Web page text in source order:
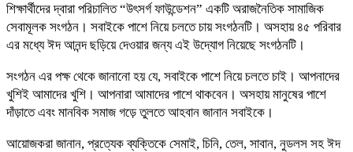
শিক্ষার্থীদের দ্বারা পরিচালিত “উৎসর্গ ফাউন্ডেশন” একটি অরাজনৈতিক সামাজিক
সেবামূলক সংগঠন। সবাইকে পাশে নিয়ে চলতে চায় সংগঠনটি। অসহায় ৪৫ পরিবার
এর মধ্যে ঈদ আনন্দ ছড়িয়ে দেওয়ার জন্য এই উদ্যোগ নিয়েছে সংগঠনটি।
সংগঠন এর পক্ষ থেকে জানানো হয় যে, সবাইকে পাশে নিয়ে চলতে চাই। আপনাদের
খুশিই আমাদের খুশি। আপনারা আমাদের পাশে থাকবেন। অসহায় মানুষের পাশে
দাঁড়াতে এবং মানবিক সমাজ গড়ে তুলতে আহবান জানান সবাইকে।
আয়োজকরা জানান, প্রত্যেক ব্যক্তিকে সেমাই, চিনি, তেল, সাবান, নুডলস সহ ঈদ